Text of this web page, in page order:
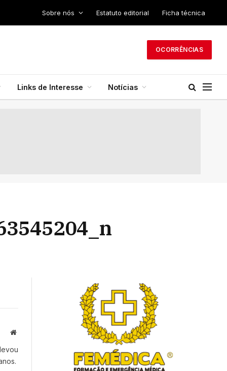
Sobre nós Estatuto editorial Ficha técnica
OCORRÊNCIAS
Links de Interesse Notícias
Website